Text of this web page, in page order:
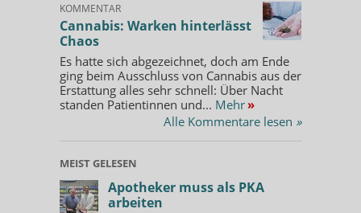
KOMMENTAR
Cannabis: Warken hinterlässt
Chaos
Es hatte sich abgezeichnet, doch am Ende
ging beim Ausschluss von Cannabis aus der
Erstattung alles sehr schnell: Über Nacht
standen Patientinnen und... Mehr »
Alle Kommentare lesen »
MEIST GELESEN
Apotheker muss als PKA
arbeiten